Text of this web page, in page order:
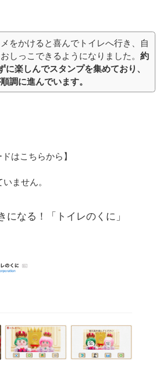
をかけると喜んでトイレへ行き、自
しっこできるようになりました。 約
に楽しんでスタンプを集めており、
調に進んでいます。
はこちらから】
ません。
になる！「トイレのくに」